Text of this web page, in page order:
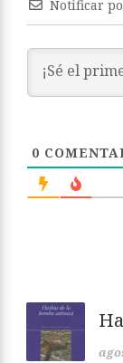
Notificar
0